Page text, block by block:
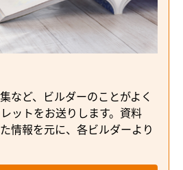
など、ビルダーのことがよく
ットをお送りします。資料
情報を元に、各ビルダーより